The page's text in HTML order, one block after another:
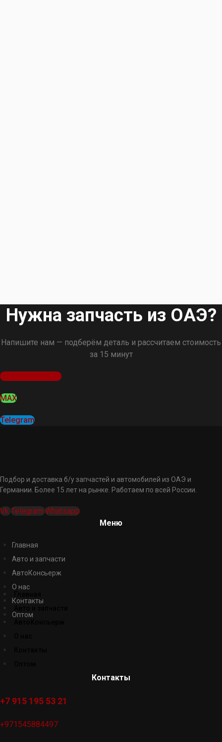
Нужна запчасть из ОАЭ?
Напишите нам — подберём деталь и рассчитаем стоимость
за 15 минут
Оставить заявку
MAX
Telegram
Подбор и доставка б/у запчастей и автомобилей из ОАЭ и
Германии. Более 15 лет на рынке. Работаем по всей России.
Vk Telegram Whatsapp
Меню
Главная
Авто и запчасти
АвтоКонсьерж
О нас
Контакты
Оптом
Контакты
+7 915 195 53 21
+971545884497